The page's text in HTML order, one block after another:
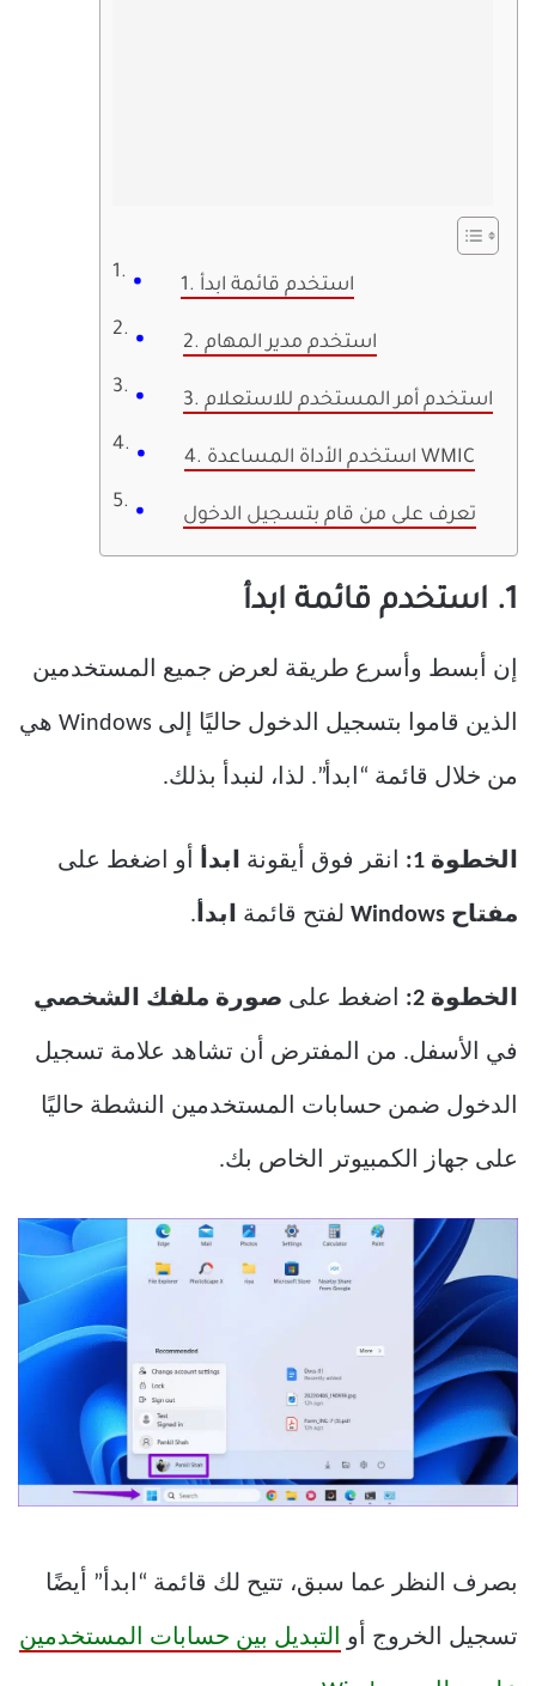
1. استخدم قائمة ابدأ
2. استخدم مدير المهام
3. استخدم أمر المستخدم للاستعلام
4. استخدم الأداة المساعدة WMIC
تعرف على من قام بتسجيل الدخول
1. استخدم قائمة ابدأ
إن أبسط وأسرع طريقة لعرض جميع المستخدمين
الذين قاموا بتسجيل الدخول حاليًا إلى Windows هي
من خلال قائمة “ابدأ”. لذا، لنبدأ بذلك.
الخطوة 1: انقر فوق أيقونة ابدأ أو اضغط على
مفتاح Windows لفتح قائمة ابدأ .
الخطوة 2: اضغط على صورة ملفك الشخصي
في الأسفل. من المفترض أن تشاهد علامة تسجيل
الدخول ضمن حسابات المستخدمين النشطة حاليًا
على جهاز الكمبيوتر الخاص بك.
بصرف النظر عما سبق، تتيح لك قائمة “ابدأ” أيضًا
تسجيل الخروج أو التبديل بين حسابات المستخدمين